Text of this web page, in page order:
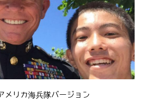
メリカ海兵隊バージョン